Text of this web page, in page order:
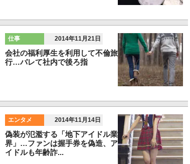
仕事 2014年11月21日
会社の福利厚生を利用して不倫旅
行…バレて社内で後ろ指
エンタメ 2014年11月14日
偽装が氾濫する「地下アイドル業
界」…ファンは握手券を偽造、ア
イドルも年齢詐...